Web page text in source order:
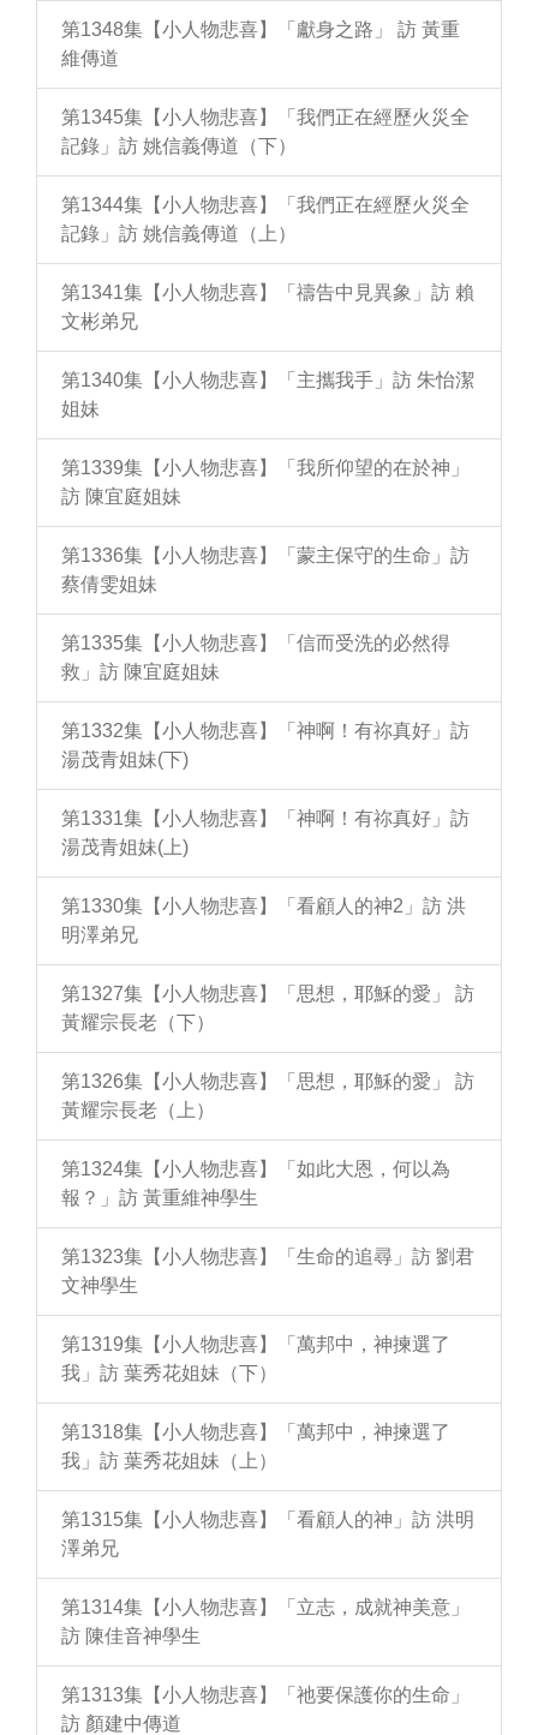
第1348集【小人物悲喜】「獻身之路」 訪 黃重
維傳道
第1345集【小人物悲喜】「我們正在經歷火災全
記錄」訪 姚信義傳道（下）
第1344集【小人物悲喜】「我們正在經歷火災全
記錄」訪 姚信義傳道（上）
第1341集【小人物悲喜】「禱告中見異象」訪 賴
文彬弟兄
第1340集【小人物悲喜】「主攜我手」訪 朱怡潔
姐妹
第1339集【小人物悲喜】「我所仰望的在於神」
訪 陳宜庭姐妹
第1336集【小人物悲喜】「蒙主保守的生命」訪
蔡倩雯姐妹
第1335集【小人物悲喜】「信而受洗的必然得
救」訪 陳宜庭姐妹
第1332集【小人物悲喜】「神啊！有祢真好」訪
湯茂青姐妹(下)
第1331集【小人物悲喜】「神啊！有祢真好」訪
湯茂青姐妹(上)
第1330集【小人物悲喜】「看顧人的神2」訪 洪
明澤弟兄
第1327集【小人物悲喜】「思想，耶穌的愛」 訪
黃耀宗長老（下）
第1326集【小人物悲喜】「思想，耶穌的愛」 訪
黃耀宗長老（上）
第1324集【小人物悲喜】「如此大恩，何以為
報？」訪 黃重維神學生
第1323集【小人物悲喜】「生命的追尋」訪 劉君
文神學生
第1319集【小人物悲喜】「萬邦中，神揀選了
我」訪 葉秀花姐妹（下）
第1318集【小人物悲喜】「萬邦中，神揀選了
我」訪 葉秀花姐妹（上）
第1315集【小人物悲喜】「看顧人的神」訪 洪明
澤弟兄
第1314集【小人物悲喜】「立志，成就神美意」
訪 陳佳音神學生
第1313集【小人物悲喜】「祂要保護你的生命」
訪 顏建中傳道